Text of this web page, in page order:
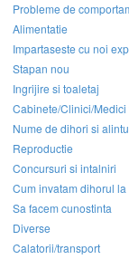
Probleme de
Alimentatie
Impartaseste cu noi
Stapan nou
Ingrijire si toaletaj
Cabinete/Clinici/Medici
Nume de dihori si
Reproductie
Concursuri si intalniri
Cum invatam dihorul la
Sa facem cunostinta
Diverse
Calatorii/transport